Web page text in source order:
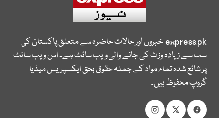
express.pkخبروں اور حالات حاضرہ سے متعلق پاکستان کی
سب سے زیادہ وزٹ کی جانے والی ویب سائٹ ہے۔ اس ویب سائٹ
پر شائع شدہ تمام مواد کے جملہ حقوق بحق ایکسپریس میڈیا
گروپ محفوظ ہیں۔